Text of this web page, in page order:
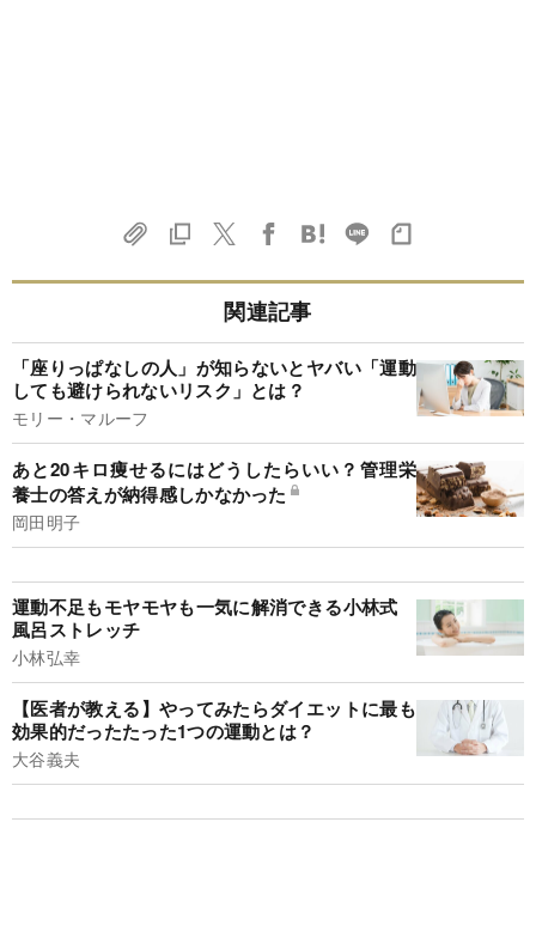
関連記事
「座りっぱなしの人」が知らないとヤバい「運動
しても避けられないリスク」とは？
モリー・マルーフ
あと20キロ痩せるにはどうしたらいい？管理栄
養士の答えが納得感しかなかった
岡田明子
運動不足もモヤモヤも一気に解消できる小林式
風呂ストレッチ
小林弘幸
【医者が教える】やってみたらダイエットに最も
効果的だったたった1つの運動とは？
大谷義夫